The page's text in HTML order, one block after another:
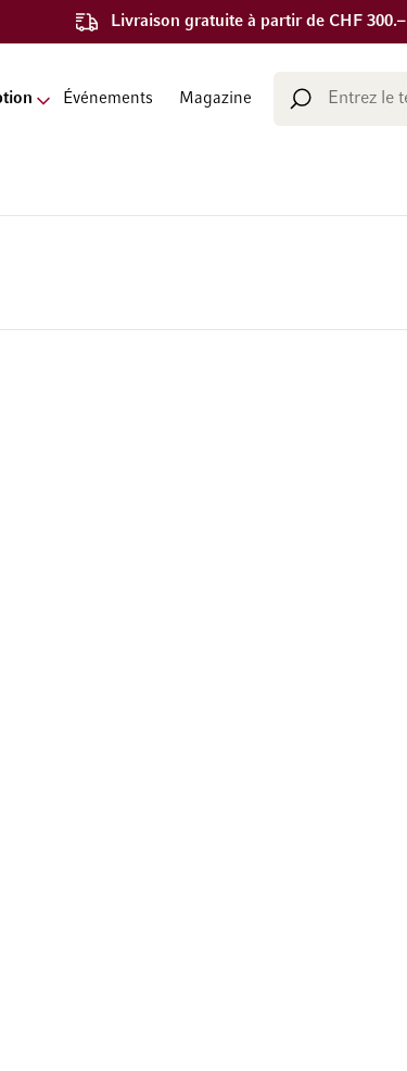
Livraison gratuite à partir de CHF 300.–
Événements Magazine
Chercher